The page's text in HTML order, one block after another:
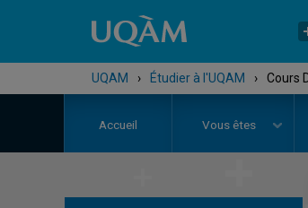
UQAM › Étudier à l'UQAM › Cours
Accueil Vous êtes